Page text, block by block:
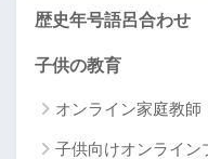
歴史年号語呂合わせ
子供の教育
オンライン家庭教師
子供向けオンライン